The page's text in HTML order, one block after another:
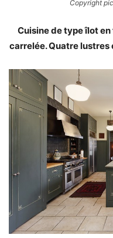
Copyright
Cuisine de type îlot
carrelée. Quatre